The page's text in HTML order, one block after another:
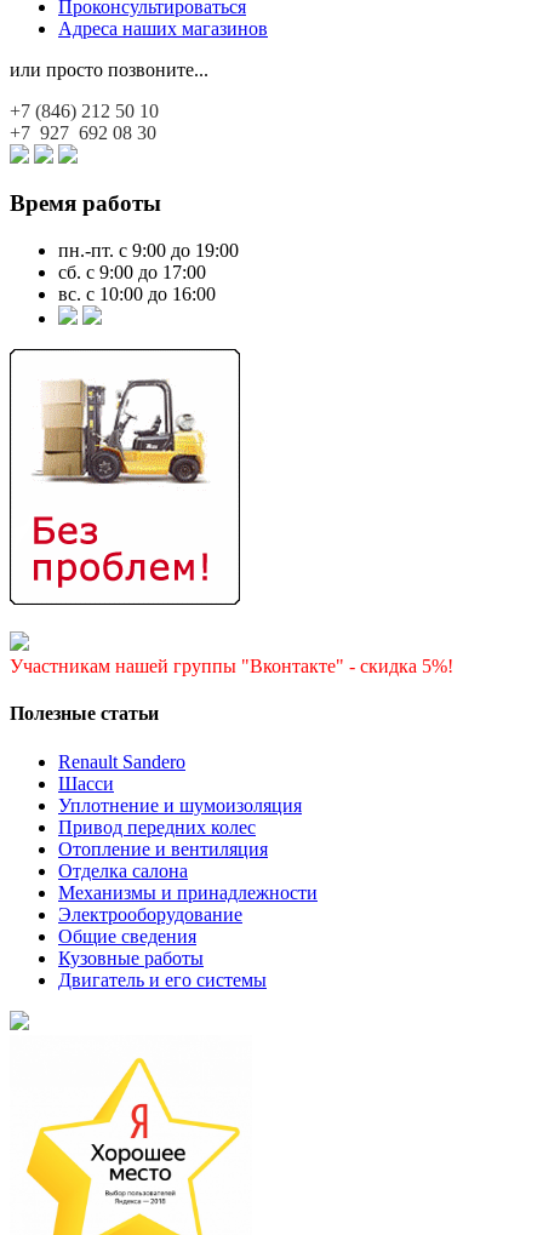
Проконсультироваться
Адреса наших магазинов
или просто позвоните...
+7 (846) 212 50 10
+7 927 692 08 30
Время работы
пн.-пт. с 9:00 до 19:00
сб. с 9:00 до 17:00
вс. с 10:00 до 16:00
Участникам нашей группы "Вконтакте" - скидка 5%!
Полезные статьи
Renault Sandero
Шасси
Уплотнение и шумоизоляция
Привод передних колес
Отопление и вентиляция
Отделка салона
Механизмы и принадлежности
Электрооборудование
Общие сведения
Кузовные работы
Двигатель и его системы